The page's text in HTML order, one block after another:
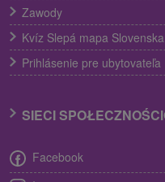
Zawody
Kvíz Slepá mapa Slovenska
Prihlásenie pre ubytovateľa
SIECI
Facebook